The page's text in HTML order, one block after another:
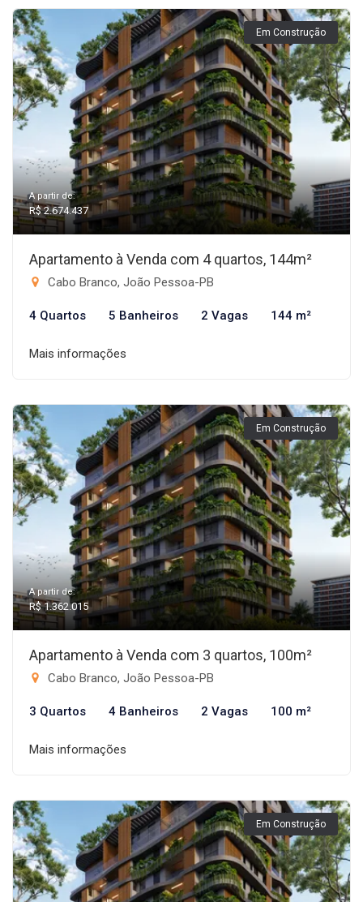
Em Construção
A partir de:
R$ 2.674.437
Apartamento à Venda com 4 quartos, 144m²
Cabo Branco, João Pessoa-PB
4 Quartos 5 Banheiros 2 Vagas 144 m²
Mais informações
Em Construção
A partir de:
R$ 1.362.015
Apartamento à Venda com 3 quartos, 100m²
Cabo Branco, João Pessoa-PB
3 Quartos 4 Banheiros 2 Vagas 100 m²
Mais informações
Em Construção